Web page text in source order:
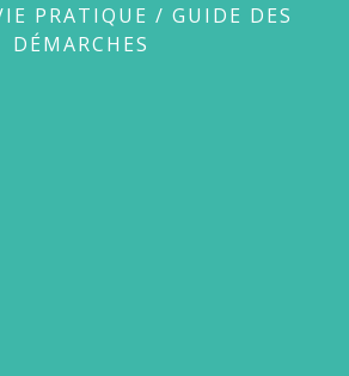
PRATIQUE / GUIDE DES
DÉMARCHES